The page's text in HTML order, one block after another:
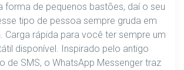
forma de pequenos bastões, daí o seu
tipo de pessoa sempre gruda em
Carga rápida para você ter sempre um
disponível. Inspirado pelo antigo
de SMS, o WhatsApp Messenger traz